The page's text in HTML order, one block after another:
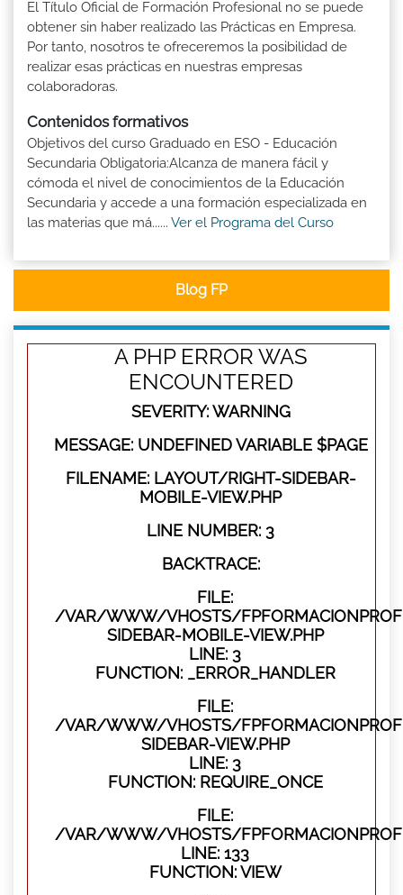
El Título Oficial de Formación Profesional no se puede
obtener sin haber realizado las Prácticas en Empresa.
Por tanto, nosotros te ofreceremos la posibilidad de
realizar esas prácticas en nuestras empresas
colaboradoras.
Contenidos formativos
Objetivos del curso Graduado en ESO - Educación
Secundaria Obligatoria:Alcanza de manera fácil y
cómoda el nivel de conocimientos de la Educación
Secundaria y accede a una formación especializada en
las materias que má...... Ver el Programa del Curso
Blog FP
A PHP ERROR WAS
ENCOUNTERED
SEVERITY: WARNING
MESSAGE: UNDEFINED VARIABLE $PAGE
FILENAME: LAYOUT/RIGHT-SIDEBAR-
MOBILE-VIEW.PHP
LINE NUMBER: 3
BACKTRACE:
FILE:
/VAR/WWW/VHOSTS/
SIDEBAR-MOBILE-VIEW.PHP
LINE: 3
FUNCTION: _ERROR_HANDLER
FILE:
/VAR/WWW/VHOSTS/
SIDEBAR-VIEW.PHP
LINE: 3
FUNCTION: REQUIRE_ONCE
FILE:
/VAR/WWW/VHOSTS/
LINE: 133
FUNCTION: VIEW